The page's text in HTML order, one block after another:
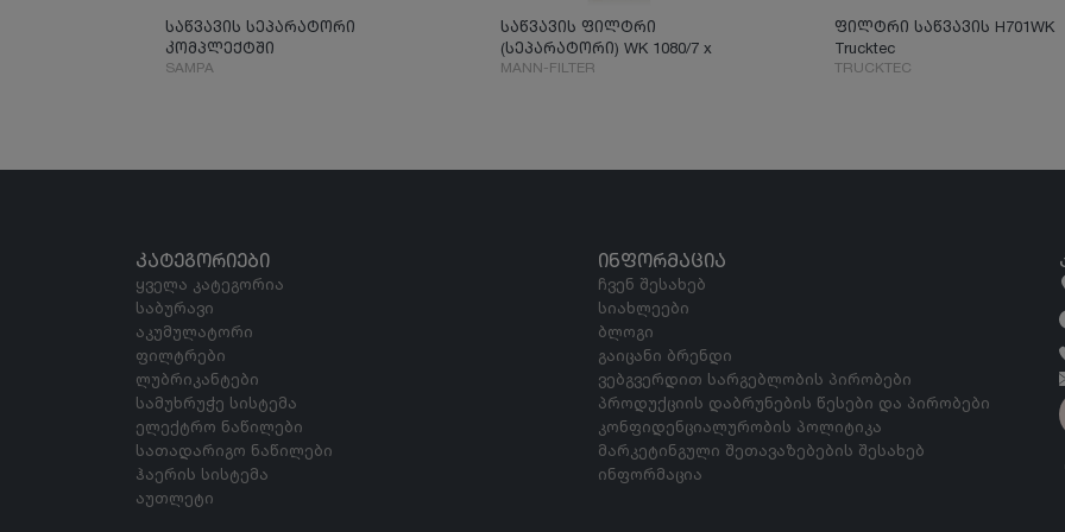
საწვავის სეპარატორი
კომპლექტში
SAMPA
საწვავის ფილტრი
(სეპარატორი) WK 1080/7 x
MANN-FILTER
ფილტრი საწვავის H701WK
Trucktec
TRUCKTEC
ᲙᲐᲢᲔᲒᲝᲠᲘᲔᲑᲘ
ყველა კატეგორია
საბურავი
აკუმულატორი
ფილტრები
ლუბრიკანტები
სამუხრუჭე სისტემა
ელექტრო ნაწილები
სათადარიგო ნაწილები
ჰაერის სისტემა
აუთლეტი
ᲘᲜᲤᲝᲠᲛᲐᲪᲘᲐ
ჩვენ შესახებ
სიახლეები
ბლოგი
გაიცანი ბრენდი
ვებგვერდით სარგებლობის პირობები
პროდუქციის დაბრუნების წესები და პირობები
კონფიდენციალურობის პოლიტიკა
მარკეტინგული შეთავაზებების შესახებ
ინფორმაცია